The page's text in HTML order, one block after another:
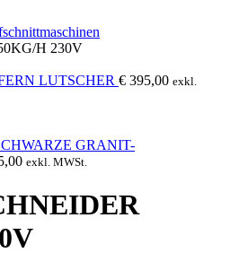
H 230V
LUTSCHER € 395,00 exkl.
GRANIT-
exkl. MWSt.